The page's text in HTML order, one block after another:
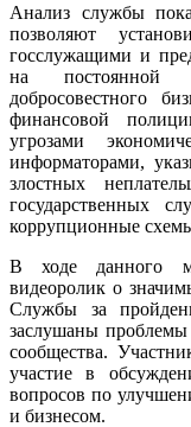
Анализ службы
позволяют
госслужащими и
на постоянной
добросовестного
финансовой
угрозами
информаторами,
злостных
государственных
коррупционные
В ходе данного
видеоролик о
Службы за
заслушаны проблемы
сообщества.
участие в
вопросов по
и бизнесом.